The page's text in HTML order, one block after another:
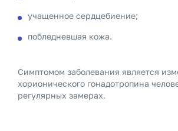
учащенное сердцебиение;
побледневшая кожа.
Симптомом заболевания является
хорионического гонадотропина
регулярных замерах.